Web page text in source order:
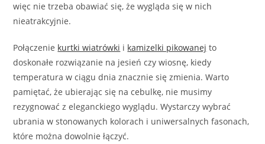
więc nie trzeba obawiać się, że wygląda się w nich
nieatrakcyjnie.
Połączenie kurtki wiatrówki i kamizelki pikowanej to
doskonałe rozwiązanie na jesień czy wiosnę, kiedy
temperatura w ciągu dnia znacznie się zmienia. Warto
pamiętać, że ubierając się na cebulkę, nie musimy
rezygnować z eleganckiego wyglądu. Wystarczy wybrać
ubrania w stonowanych kolorach i uniwersalnych fasonach,
które można dowolnie łączyć.